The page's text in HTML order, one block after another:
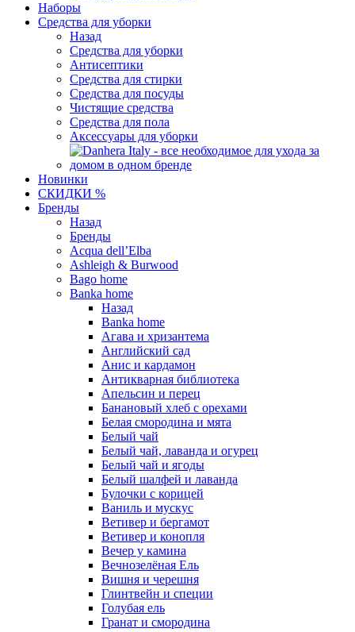
Наборы
Средства для уборки
Назад
Средства для уборки
Антисептики
Средства для стирки
Средства для посуды
Чистящие средства
Средства для пола
Аксессуары для уборки
Новинки
СКИДКИ %
Бренды
Назад
Бренды
Acqua dell’Elba
Ashleigh & Burwood
Bago home
Banka home
Назад
Banka home
Агава и хризантема
Английский сад
Анис и кардамон
Антикварная библиотека
Апельсин и перец
Банановый хлеб с орехами
Белая смородина и мята
Белый чай
Белый чай, лаванда и огурец
Белый чай и ягоды
Белый шалфей и лаванда
Булочки с корицей
Ваниль и мускус
Ветивер и бергамот
Ветивер и конопля
Вечер у камина
Вечнозелёная Ель
Вишня и черешня
Глинтвейн и специи
Голубая ель
Гранат и смородина